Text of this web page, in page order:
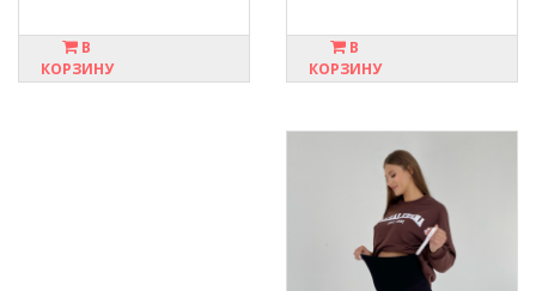
В
КОРЗИНУ
В
КОРЗИНУ